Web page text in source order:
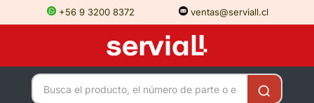
+56 9 3200 8372 ventas@serviall.cl